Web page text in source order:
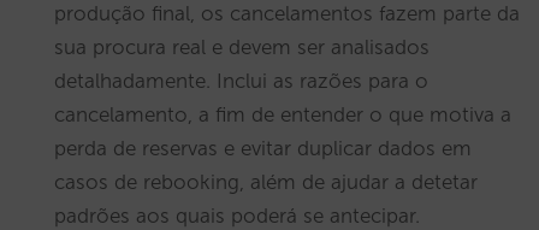
produção final, os cancelamentos fazem parte da
sua procura real e devem ser analisados
detalhadamente. Inclui as razões para o
cancelamento, a fim de entender o que motiva a
perda de reservas e evitar duplicar dados em
casos de rebooking, além de ajudar a detetar
padrões aos quais poderá se antecipar.